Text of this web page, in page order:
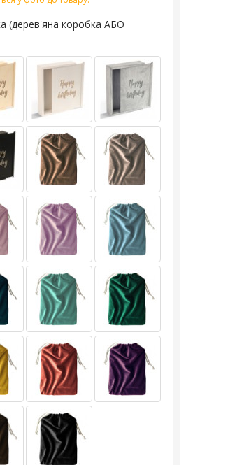
(дерев'яна коробка АБО